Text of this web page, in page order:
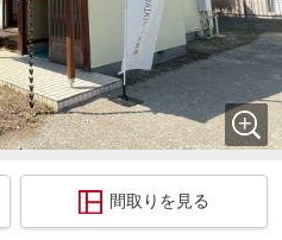
間取りを見る